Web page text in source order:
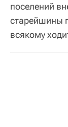
поселений
старейшины
всякому